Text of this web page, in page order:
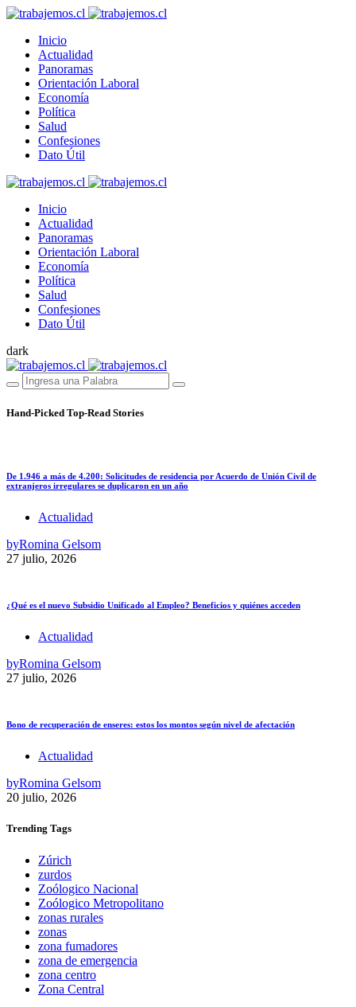
Inicio
Actualidad
Panoramas
Orientación Laboral
Economía
Política
Salud
Confesiones
Dato Útil
Inicio
Actualidad
Panoramas
Orientación Laboral
Economía
Política
Salud
Confesiones
Dato Útil
dark
Hand-Picked Top-Read Stories
De 1.946 a más de 4.200: Solicitudes de residencia por Acuerdo de Unión Civil de
extranjeros irregulares se duplicaron en un año
Actualidad
byRomina Gelsom
27 julio, 2026
¿Qué es el nuevo Subsidio Unificado al Empleo? Beneficios y quiénes acceden
Actualidad
byRomina Gelsom
27 julio, 2026
Bono de recuperación de enseres: estos los montos según nivel de afectación
Actualidad
byRomina Gelsom
20 julio, 2026
Trending Tags
Zúrich
zurdos
Zoólogico Nacional
Zoólogico Metropolitano
zonas rurales
zonas
zona fumadores
zona de emergencia
zona centro
Zona Central